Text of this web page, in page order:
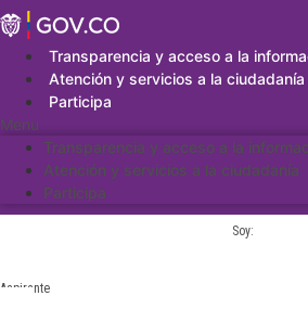
Saltar
al
contenidoTransparencia y acceso a la
Atención y servicios a la ciudadanía
Participa
Menu
Transparencia y acceso a la
Atención y servicios a la ciudadanía
Participa
Soy:
Aspirante